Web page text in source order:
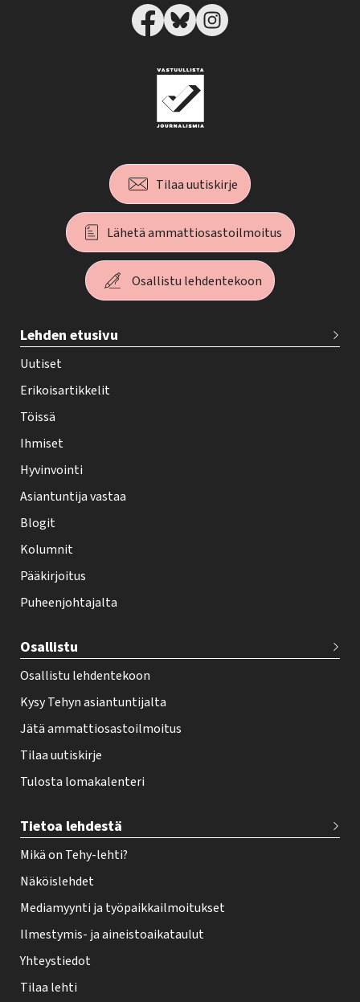
Tilaa uutiskirje
Lähetä ammattiosastoilmoitus
Osallistu lehdentekoon
e
h
y
-
e
h
t
i
f
o
t
r
Lehden etusivu
Uutiset
Erikoisartikkelit
Töissä
Ihmiset
Hyvinvointi
Asiantuntija vastaa
Blogit
Kolumnit
Pääkirjoitus
Puheenjohtajalta
Osallistu
Osallistu lehdentekoon
Kysy Tehyn asiantuntijalta
Jätä ammattiosastoilmoitus
Tilaa uutiskirje
Tulosta lomakalenteri
Tietoa lehdestä
Mikä on Tehy-lehti?
Näköislehdet
Mediamyynti ja työpaikkailmoitukset
Ilmestymis- ja aineistoaikataulut
Yhteystiedot
Tilaa lehti